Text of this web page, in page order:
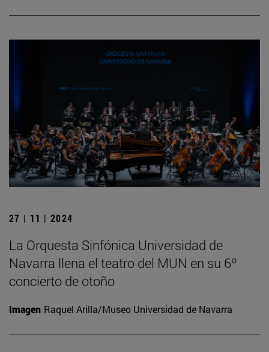
27 | 11 | 2024
La Orquesta Sinfónica Universidad de
Navarra llena el teatro del MUN en su 6º
concierto de otoño
Imagen Raquel Arilla/Museo Universidad de Navarra